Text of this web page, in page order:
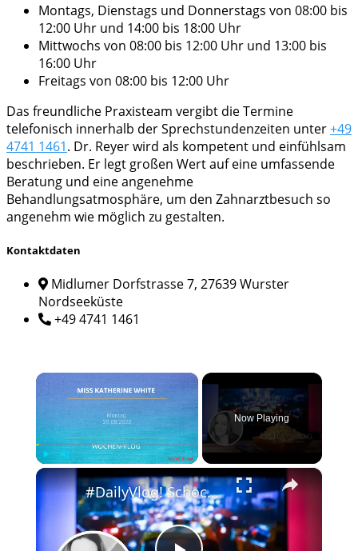
Montags, Dienstags und Donnerstags von 08:00 bis
12:00 Uhr und 14:00 bis 18:00 Uhr
Mittwochs von 08:00 bis 12:00 Uhr und 13:00 bis
16:00 Uhr
Freitags von 08:00 bis 12:00 Uhr
Das freundliche Praxisteam vergibt die Termine
telefonisch innerhalb der Sprechstundenzeiten unter+49
4741 1461. Dr. Reyer wird als kompetent und einfühlsam
beschrieben. Er legt großen Wert auf eine umfassende
Beratung und eine angenehme
Behandlungsatmosphäre, um den Zahnarztbesuch so
angenehm wie möglich zu gestalten.
Kontaktdaten
Midlumer Dorfstrasse 7, 27639 Wurster
Nordseeküste
+49 4741 1461
×
Play Unmute
Now Playing
×
#DailyVlog! Schocknachrichten am Dienstag. Wie geht es jetzt weiter mit Chicago P.D?